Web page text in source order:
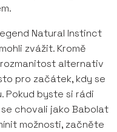
Natural Instinct
zvážit. Kromě
rozmanitost alternativ
pro začátek, kdy se
Pokud byste si rádi
chovali jako Babolat
možnosti, začněte